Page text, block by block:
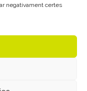
negativament certes